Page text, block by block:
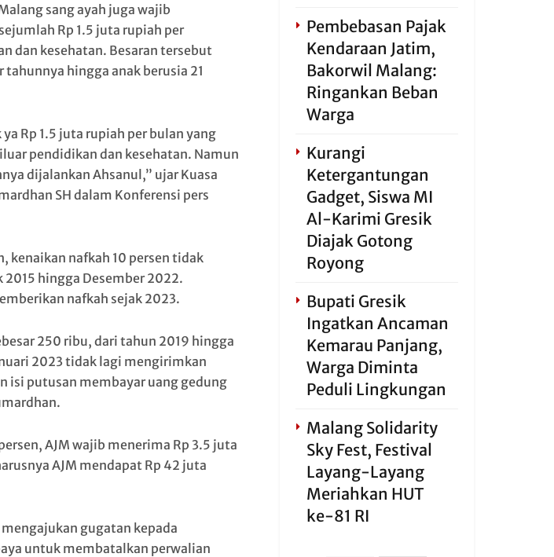
sang ayah juga wajib
Rp 1.5 juta rupiah per
dan kesehatan. Besaran tersebut
tahunnya hingga anak berusia 21
Rp 1.5 juta rupiah per bulan yang
pendidikan dan kesehatan. Namun
dijalankan Ahsanul,” ujar Kuasa
SH dalam Konferensi pers
kenaikan nafkah 10 persen tidak
hingga Desember 2022.
nafkah sejak 2023.
250 ribu, dari tahun 2019 hingga
2023 tidak lagi mengirimkan
isi putusan membayar uang gedung
AJM wajib menerima Rp 3.5 juta
AJM mendapat Rp 42 juta
gugatan kepada
untuk membatalkan perwalian
Pembebasan Pajak
Kendaraan Jatim,
Bakorwil Malang:
Ringankan Beban
Warga
Kurangi
Ketergantungan
Gadget, Siswa MI
Al-Karimi Gresik
Diajak Gotong
Royong
Bupati Gresik
Ingatkan Ancaman
Kemarau Panjang,
Warga Diminta
Peduli Lingkungan
Malang Solidarity
Sky Fest, Festival
Layang-Layang
Meriahkan HUT
ke-81 RI